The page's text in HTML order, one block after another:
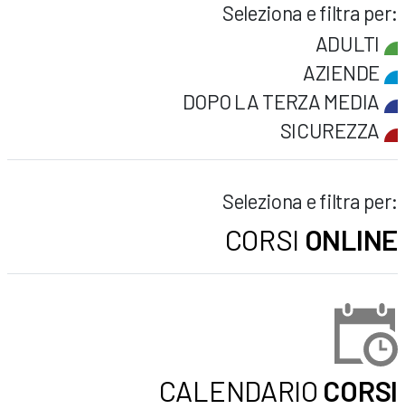
Seleziona e filtra per:
ADULTI
AZIENDE
DOPO LA TERZA MEDIA
SICUREZZA
Seleziona e filtra per:
CORSI ONLINE
CALENDARIO CORSI